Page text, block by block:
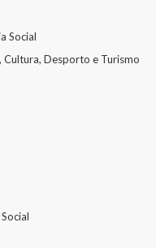
Social
Cultura, Desporto e Turismo